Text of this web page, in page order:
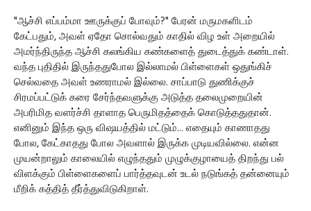
"ஆச்சி எப்பம்மா ஊருக்குப் போவும்?" பேரன் மருமகளிடம்
கேட்பதும், அவள் ஏதோ சொல்வதும் காதில் விழ உள் அறையில்
அமர்ந்திருந்த ஆச்சி கலங்கிய கண்களைத் துடைத்துக் கண்டாள்.
வந்த புதிதில் இருந்ததுபோல இல்லாமல் பிள்ளைகள் ஒதுங்கிச்
செல்வதை அவள் உணராமல் இல்லை. சாப்பாடு துணிக்குச்
சிரமப்பட்டுக் கரை சேர்ந்தவளுக்கு அடுத்த தலைமுறையின்
அபரிமித வளர்ச்சி தாளாத பெருமிதத்தைக் கொடுத்ததுதான்.
எனினும் இந்த ஒரு விஷயத்தில் மட்டும்... எதையும் காணாதது
போல, கேட்காதது போல அவளால் இருக்க முடியவில்லை. என்ன
முயன்றாலும் காலையில் எழுந்ததும் முழுக்குழாயைத் திறந்து பல்
விளக்கும் பிள்ளைகளைப் பார்த்தவுடன் உடல் நடுங்கத் தன்னையும்
மீறிக் கத்தித் தீர்த்துவிடுகிறாள்.